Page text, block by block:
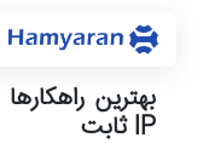
بهترین
IP ثابت